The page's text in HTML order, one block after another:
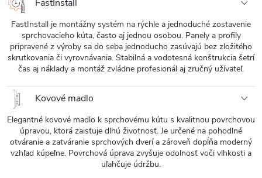
FastInstall
FastInstall je montážny systém na rýchle a jednoduché zostavenie
sprchovacieho kúta, často aj jednou osobou. Panely a profily
pripravené z výroby sa do seba jednoducho zasúvajú bez zložitého
skrutkovania či vyrovnávania. Stabilná a vodotesná konštrukcia šetrí
čas aj náklady a montáž zvládne profesionál aj zručný užívateľ.
Kovové madlo
Elegantné kovové madlo k sprchovému kútu s kvalitnou povrchovou
úpravou, ktorá zaisťuje dlhú životnosť. Je určené na pohodlné
otváranie a zatváranie sprchových dverí a zároveň dopĺňa moderný
vzhľad kúpeľne. Povrchová úprava zvyšuje odolnosť voči vlhkosti a
uľahčuje údržbu.